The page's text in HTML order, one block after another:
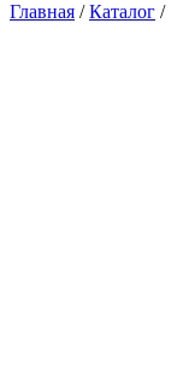
Главная /Каталог /